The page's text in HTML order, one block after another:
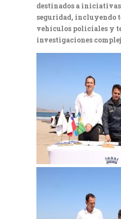
destinados a
seguridad, incluyendo
vehículos policiales y
investigaciones